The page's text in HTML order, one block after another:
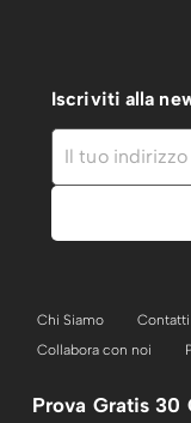
Iscriviti alla
Chi Siamo Contatti
Collabora con noi
Prova Gratis